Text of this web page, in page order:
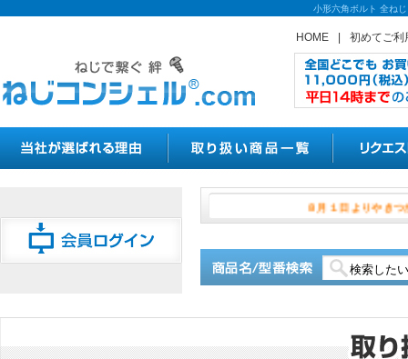
小形六角ボルト 全ね
HOME 初めてご利
８月１日